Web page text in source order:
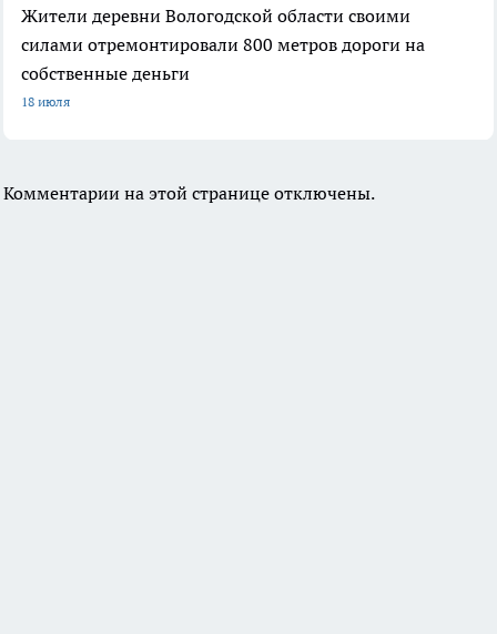
Жители деревни Вологодской области своими
силами отремонтировали 800 метров дороги на
собственные деньги
18 июля
Комментарии на этой странице отключены.